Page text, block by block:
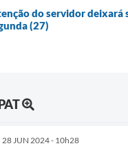
do servidor deixará
(27)
28 JUN 2024 - 10h28